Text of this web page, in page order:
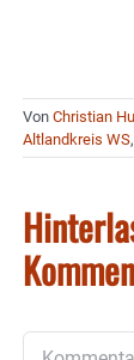
Von Christian
Altlandkreis WS,